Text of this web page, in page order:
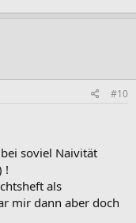
#10
soviel Naivität
!
als
mir dann aber doch